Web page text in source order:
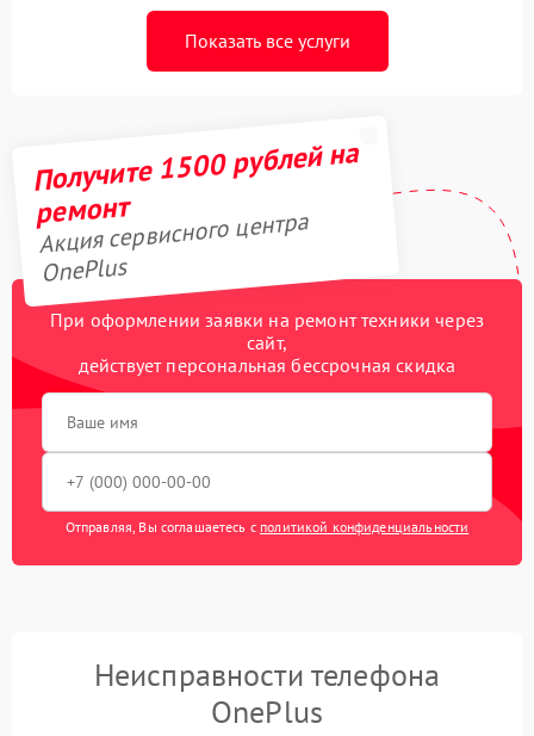
Показать все услуги
Получите 1500 рублей на
ремонт
Акция сервисного центра
OnePlus
При оформлении заявки на ремонт техники через
сайт,
действует персональная бессрочная скидка
Отправляя, Вы соглашаетесь с политикой конфиденциальности
Неисправности телефона
OnePlus